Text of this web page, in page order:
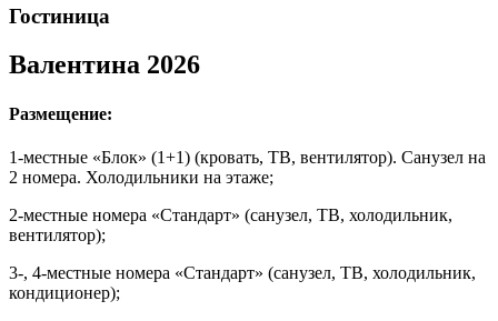
Гостиница
Валентина 2026
Размещение:
1-местные «Блок» (1+1) (кровать, ТВ, вентилятор). Санузел на
2 номера. Холодильники на этаже;
2-местные номера «Стандарт» (санузел, ТВ, холодильник,
вентилятор);
3-, 4-местные номера «Стандарт» (санузел, ТВ, холодильник,
кондиционер);